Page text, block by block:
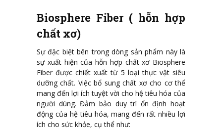
Biosphere Fiber ( hỗn hợp
chất xơ)
Sự đặc biệt bên trong dòng sản phẩm này là
sự xuất hiện của hỗn hợp chất xơ Biosphere
Fiber được chiết xuất từ 5 loại thực vật siêu
dưỡng chất. Việc bổ sung chất xơ cho cơ thể
mang đến lợi ích tuyệt vời cho hệ tiêu hóa của
người dùng. Đảm bảo duy trì ổn định hoạt
động của hệ tiêu hóa, mang đến rất nhiều lợi
ích cho sức khỏe, cụ thể như: